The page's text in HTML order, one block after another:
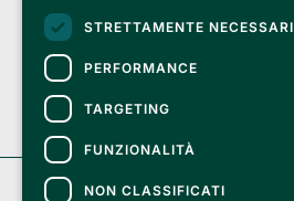
Su Clappit i tuoi acquisti ed i tuoi dati
sono sicuri e protetti da un certificato SSL
con crittografia a 128 bit.
Clappit
STRETTAMENTE NECESSARI
PERFORMANCE
TARGETING
FUNZIONALITÀ
NON CLASSIFICATI